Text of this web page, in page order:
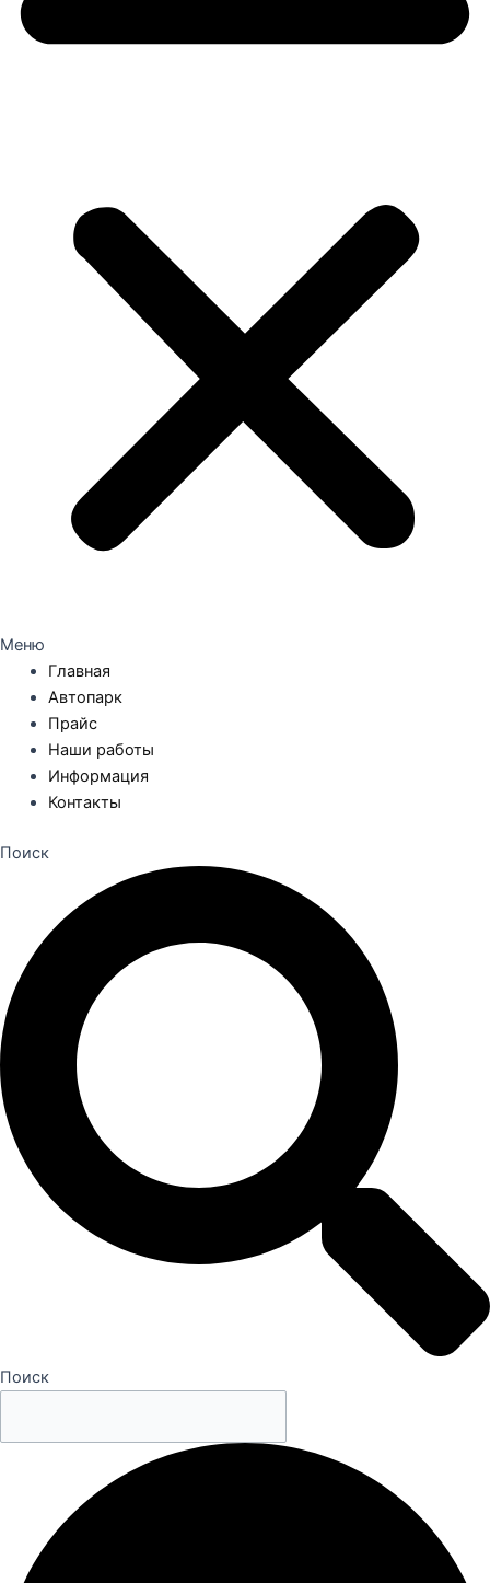
Меню
Главная
Автопарк
Прайс
Наши работы
Информация
Контакты
Поиск
Поиск